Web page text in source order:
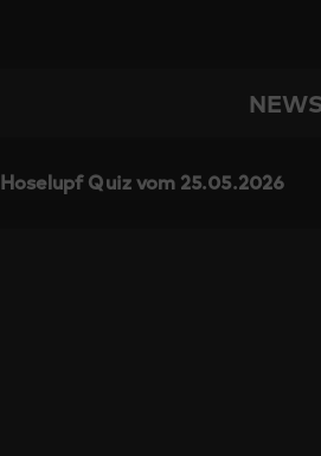
Hoselupf Quiz vom 25.05.2026